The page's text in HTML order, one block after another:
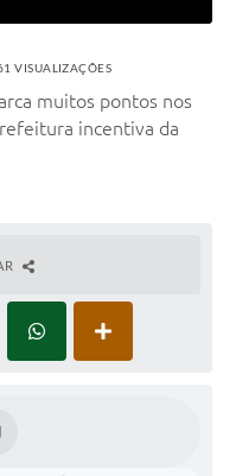
VISUALIZAÇÕES
muitos pontos nos
incentiva da